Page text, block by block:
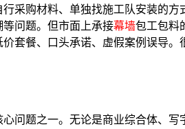
采购材料、单独找施工队安装的
问题。但市面上承接幕墙包工包料
套餐、口头承诺、虚假案例误导。
问题之一。无论是商业综合体、